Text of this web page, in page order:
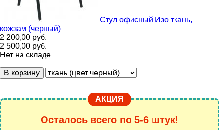
Стул офисный Изо ткань,
кожзам (черный)
2 200,00 руб.
2 500,00 руб.
Нет на складе
В корзину
АКЦИЯ
Осталось всего по 5-6 штук!